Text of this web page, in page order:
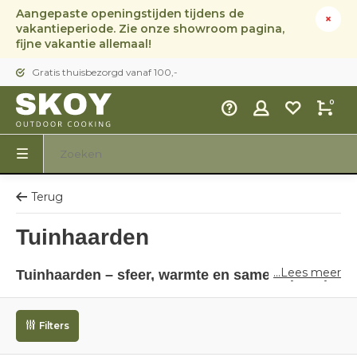
Aangepaste openingstijden tijdens de
vakantieperiode. Zie onze showroom pagina,
fijne vakantie allemaal!
Gratis thuisbezorgd vanaf 100,-
0
Terug
Tuinhaarden
Tuinhaarden – sfeer, warmte en samenzijn in je
tuin
Eentuinhaard
hart van je buitenruimte
...Lees meer
Filters